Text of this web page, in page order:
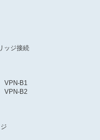
ッジ接続
VPN-B1
VPN-B2